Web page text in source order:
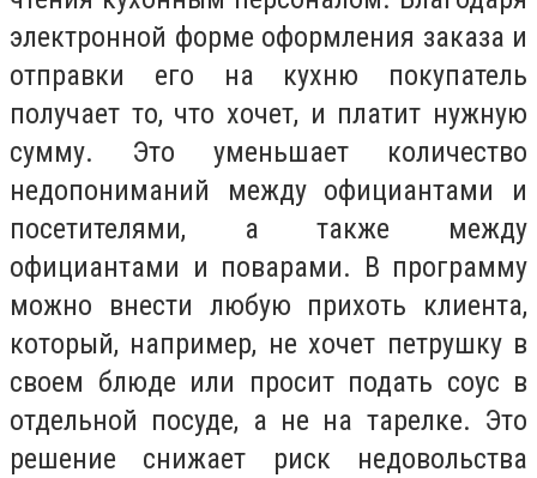
электронной форме оформления заказа и
отправки его на кухню покупатель
получает то, что хочет, и платит нужную
сумму. Это уменьшает количество
недопониманий между официантами и
посетителями, а также между
официантами и поварами. В программу
можно внести любую прихоть клиента,
который, например, не хочет петрушку в
своем блюде или просит подать соус в
отдельной посуде, а не на тарелке. Это
решение снижает риск недовольства